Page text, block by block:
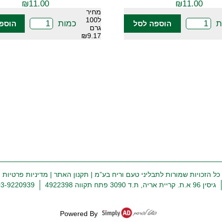
₪11.00
הוספה לסל
₪11.00
מחיר
ל100
גרם
₪9.17
כמות
כל הזכויות שמורות לתבליני טעם וריח בע”מ | תקנון האתר | מדיניות פרטיות
גיסין 96 א.ת. קריית אריה, ת.ד 3090 פתח תקווה 4922398
9220939
Powered By